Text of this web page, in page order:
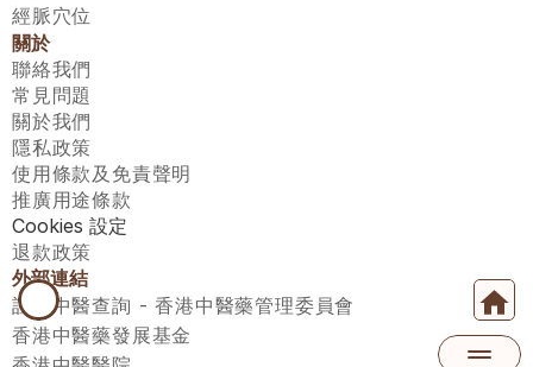
經脈穴位
關於
聯絡我們
常見問題
關於我們
隱私政策
使用條款及免責聲明
推廣用途條款
Cookies 設定
退款政策
外部連結
註冊中醫查詢 - 香港中醫藥管理委員會
香港中醫藥發展基金